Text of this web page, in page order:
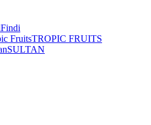
Findi
TROPIC FRUITS
SULTAN